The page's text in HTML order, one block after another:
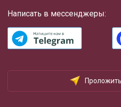
Написать в мессенджеры: